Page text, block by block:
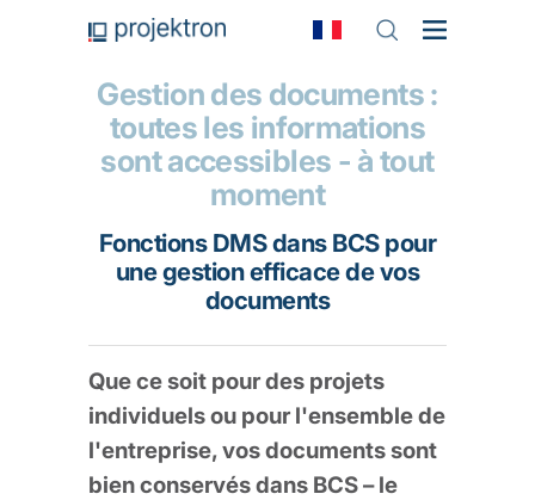
Gestion des documents :
toutes les informations
sont accessibles - à tout
moment
Fonctions DMS dans BCS pour
une gestion efficace de vos
documents
Que ce soit pour des projets
individuels ou pour l'ensemble de
l'entreprise, vos documents sont
bien conservés dans BCS – le